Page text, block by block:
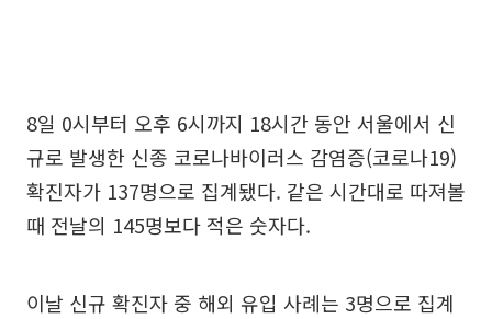
8일 0시부터 오후 6시까지 18시간 동안 서울에서 신
규로 발생한 신종 코로나바이러스 감염증(코로나19)
확진자가 137명으로 집계됐다. 같은 시간대로 따져볼
때 전날의 145명보다 적은 숫자다.
이날 신규 확진자 중 해외 유입 사례는 3명으로 집계